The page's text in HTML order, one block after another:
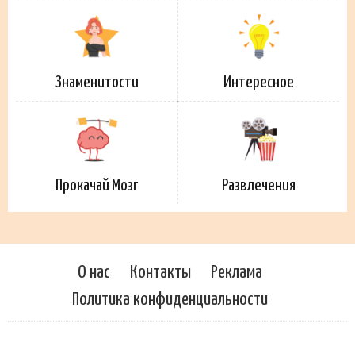
Знаменитости Интересное
Прокачай Мозг Развлечения
О нас Контакты
Реклама
Политика конфиденциальности